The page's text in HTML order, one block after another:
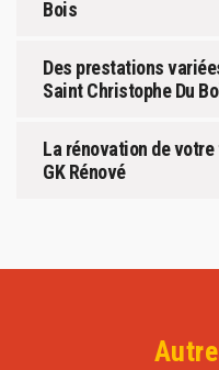
Bois
Des prestations
Saint Christophe Du
La rénovation de
GK Rénové